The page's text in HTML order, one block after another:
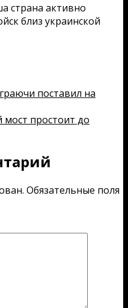
страна активно
близ украинской
поставил на
мост простоит до
Обязательные поля